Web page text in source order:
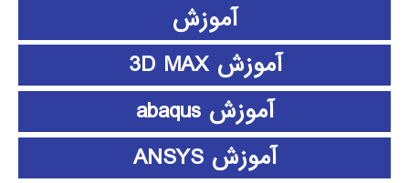
آموزش
آموزش 3D MAX
آموزش abaqus
آموزش ANSYS